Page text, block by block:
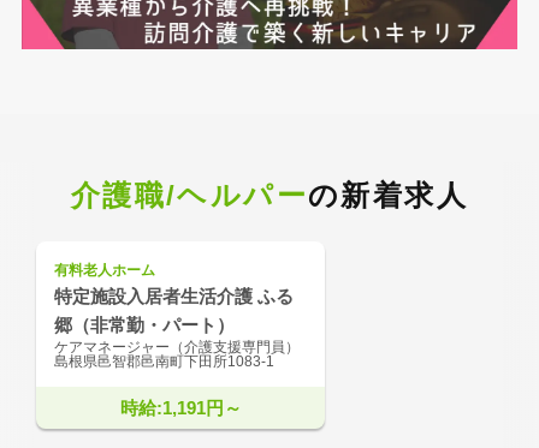
介護職/ヘルパーの新着求人
有料老人ホーム
特定施設入居者生活介護 ふる
郷（非常勤・パート）
ケアマネージャー（介護支援専門員）
島根県邑智郡邑南町下田所1083-1
時給:1,191円～